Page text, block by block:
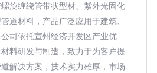
旋缠绕管带状型材、紫外光固化
道材料，产品广泛应用于建筑、
司依托宣州经济开发区产业优
料研发与制造，致力于为客户提
解决方案，技术实力雄厚，市场